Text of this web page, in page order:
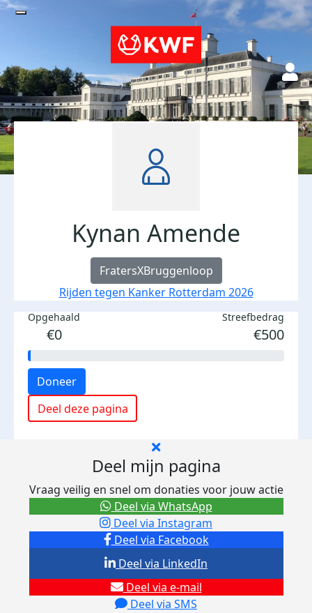
Kynan Amende
FratersXBruggenloop
Rijden tegen Kanker Rotterdam 2026
Opgehaald
€0
Streefbedrag
€500
Doneer
Deel deze pagina
Deel mijn pagina
Vraag veilig en snel om donaties voor jouw actie
Deel via Facebook
Deel via Instagram
Deel via e-mail
Deel via SMS
Deel via LinkedIn
Deel via WhatsApp